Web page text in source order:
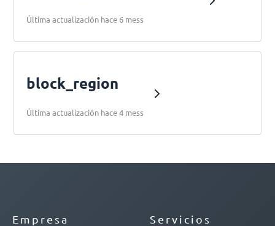
Última actualización hace 6 mess
block_region
Última actualización hace 4 mess
Empresa Servicios